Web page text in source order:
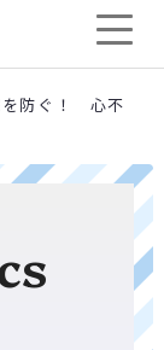
を防ぐ！ 心不